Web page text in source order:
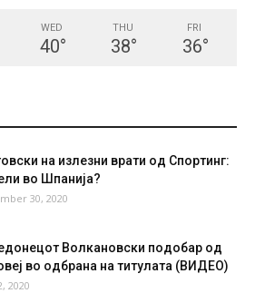
WED
40°
THU
38°
FRI
36°
на излезни врати од Спортинг:
во Шпанија?
30, 2020
Волкановски подобар од
во одбрана на титулата (ВИДЕО)
2020